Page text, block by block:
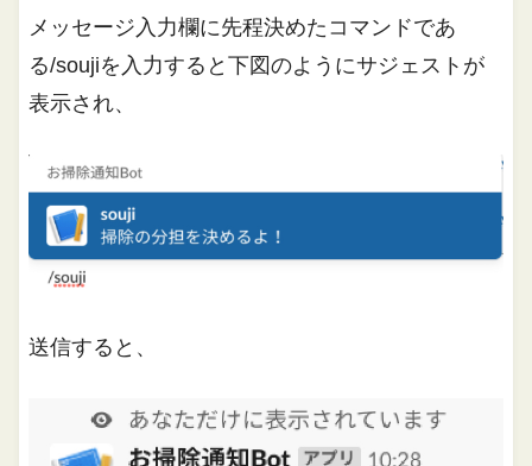
メッセージ入力欄に先程決めたコマンドであ
る/soujiを入力すると下図のようにサジェストが
表示され、
送信すると、